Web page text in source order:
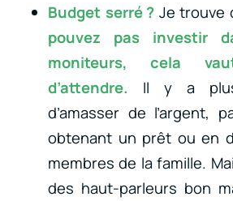
Budget serré ?Je trouve
pouvez pas investir
moniteurs, cela
d’attendre. Il y a
d’amasser de l’argent,
obtenant un prêt ou en
membres de la famille.
des haut-parleurs bon